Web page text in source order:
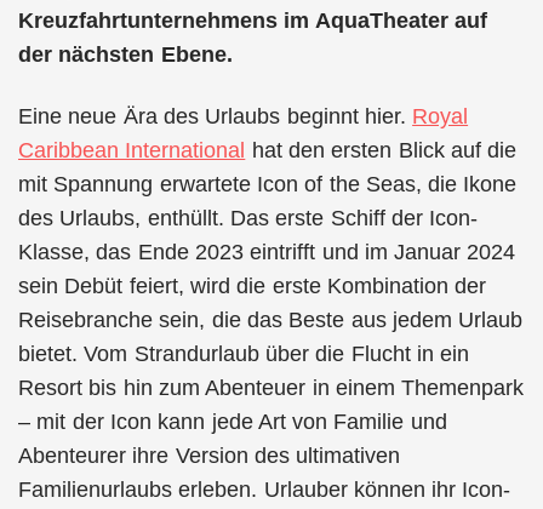
Kreuzfahrtunternehmens im AquaTheater auf
der nächsten Ebene.
Eine neue Ära des Urlaubs beginnt hier. Royal
Caribbean International hat den ersten Blick auf die
mit Spannung erwartete Icon of the Seas, die Ikone
des Urlaubs, enthüllt. Das erste Schiff der Icon-
Klasse, das Ende 2023 eintrifft und im Januar 2024
sein Debüt feiert, wird die erste Kombination der
Reisebranche sein, die das Beste aus jedem Urlaub
bietet. Vom Strandurlaub über die Flucht in ein
Resort bis hin zum Abenteuer in einem Themenpark
– mit der Icon kann jede Art von Familie und
Abenteurer ihre Version des ultimativen
Familienurlaubs erleben. Urlauber können ihr Icon-